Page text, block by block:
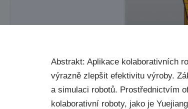
Abstrakt: Aplikace kolaborativních
výrazně zlepšit efektivitu výroby.
a simulaci robotů. Prostřednictvím
kolaborativní roboty, jako je